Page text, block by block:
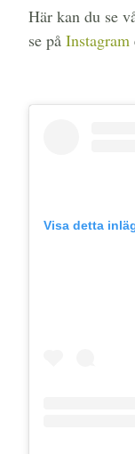
Här kan du se
se på Instagram
Visa detta